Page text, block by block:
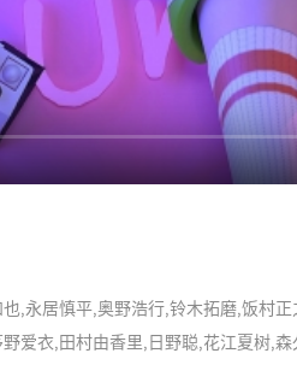
,永居慎平,奥野浩行,铃木拓磨,饭村
爱衣,田村由香里,日野聪,花江夏树,